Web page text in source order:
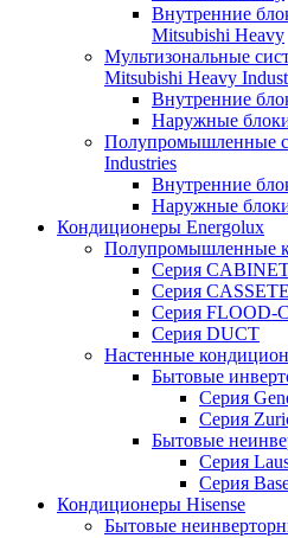
Внутренние
Mitsubishi Heavy
Мультизональные
Mitsubishi Heavy
Внутренние
Наружные
Полупромышленные
Industries
Внутренние
Наружные
Кондиционеры Energolux
Полупромышленные
Серия
Серия CASSETE
Серия FLOOD-
Серия DUCT
Настенные
Бытовые
Серия
Серия
Бытовые
Серия
Серия
Кондиционеры Hisense
Бытовые